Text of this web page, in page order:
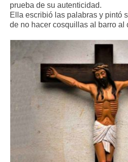
prueba de su autenticidad.
Ella escribió las palabras y pintó
de no hacer cosquillas al barro al